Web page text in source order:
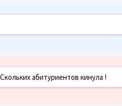
абитуриентов кинула !